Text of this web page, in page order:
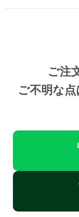
ご注
ご不明な